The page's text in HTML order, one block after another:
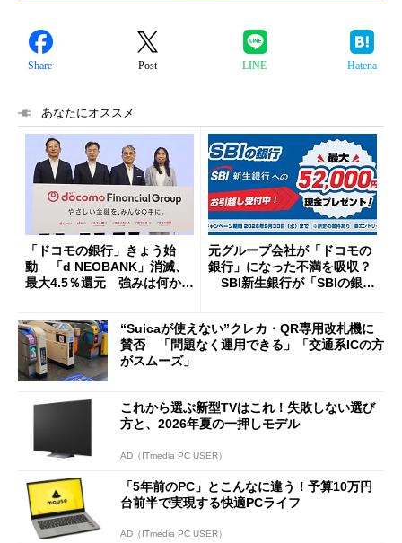
Share Post LINE Hatena
あなたにオススメ
「ドコモの銀行」きょう始
動 「d NEOBANK」消滅、
最大4.5％還元 強みは何か解
元グループ会社が「ドコモの
銀行」になった不満を吸収？
SBI新生銀行が「SBIの銀
開催
“Suicaが使えない”クレカ・QR専用改札機に
賛否 「問題なく運用できる」「交通系ICの方
がスムーズ」
これから選ぶ新型TVはこれ！失敗しない選び
方と、2026年夏の一押しモデル
AD（ITmedia PC USER）
「5年前のPC」とこんなに違う！予算10万円
台前半で実現する快適PCライフ
AD（ITmedia PC USER）